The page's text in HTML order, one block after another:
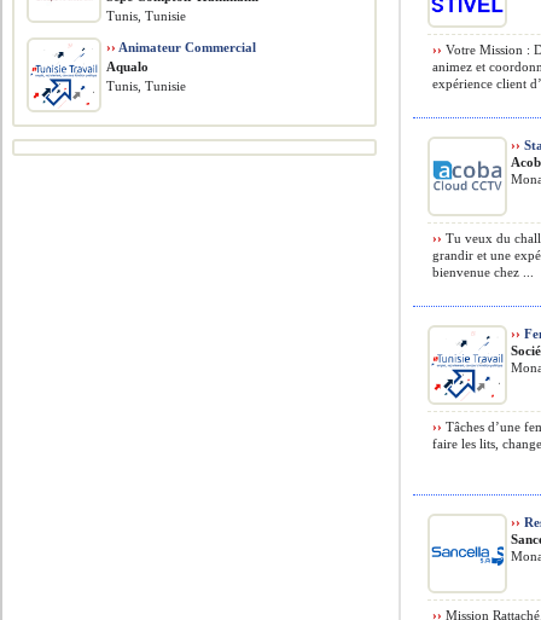
›› Votre Mission :
animez et
expérience client
››
›› Tu veux du
grandir et une
bienvenue chez ...
››
›› Tâches d’une
faire les lits,
››
›› Mission
Tunis, Tunisie
›› Animateur Commercial
Aqualo
Tunis, Tunisie